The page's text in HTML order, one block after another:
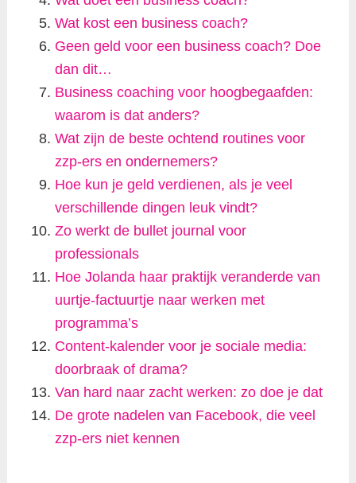
Wat kost een business coach?
Geen geld voor een business coach? Doe
dan dit…
Business coaching voor hoogbegaafden:
waarom is dat anders?
Wat zijn de beste ochtend routines voor
zzp-ers en ondernemers?
Hoe kun je geld verdienen, als je veel
verschillende dingen leuk vindt?
Zo werkt de bullet journal voor
professionals
Hoe Jolanda haar praktijk veranderde van
uurtje-factuurtje naar werken met
programma’s
Content-kalender voor je sociale media:
doorbraak of drama?
Van hard naar zacht werken: zo doe je dat
De grote nadelen van Facebook, die veel
zzp-ers niet kennen